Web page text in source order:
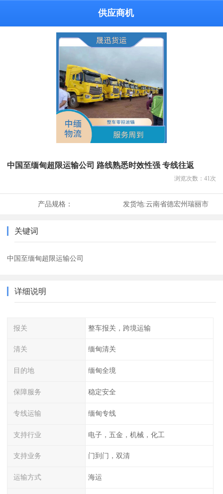
供应商机
中国至缅甸超限运输公司 路线熟悉时效性强 专线往返
浏览次数： 41 次
产品规格： 发货地:云南省德宏州瑞丽市
关键词
中国至缅甸超限运输公司
详细说明
报关 整车报关，跨境运输
清关 缅甸清关
目的地 缅甸全境
保障服务 稳定安全
专线运输 缅甸专线
支持行业 电子，五金，机械，化工
支持业务 门到门，双清
运输方式 海运